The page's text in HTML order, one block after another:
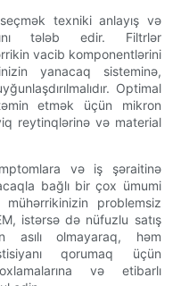
texniki anlayış və
tələb edir. Filtrlər
vacib komponentlərini
yanacaq sisteminə,
Optimal
etmək üçün mikron
reytinqlərinə və material
və iş şəraitinə
bağlı bir çox ümumi
mühərrikinizin problemsiz
istərsə də nüfuzlu satış
asılı olmayaraq, həm
qorumaq üçün
və etibarlı